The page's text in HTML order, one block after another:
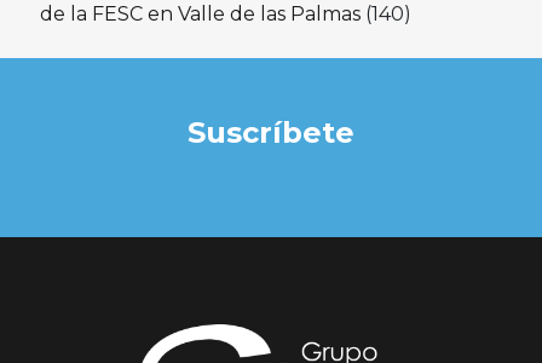
de la FESC en Valle de las Palmas (140)
Suscríbete